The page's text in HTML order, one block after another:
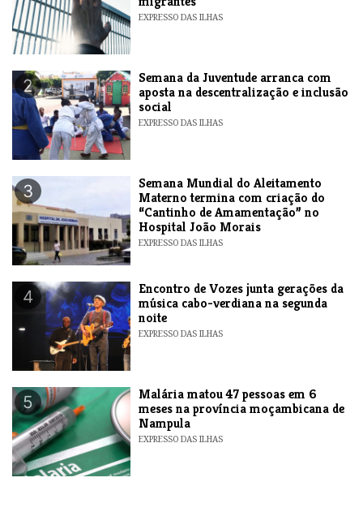
EXPRESSO DAS ILHAS
2
Semana da Juventude arranca com
aposta na descentralização e inclusão
social
EXPRESSO DAS ILHAS
3
Semana Mundial do Aleitamento
Materno termina com criação do
“Cantinho de Amamentação” no
Hospital João Morais
EXPRESSO DAS ILHAS
4
Encontro de Vozes junta gerações da
música cabo-verdiana na segunda
noite
EXPRESSO DAS ILHAS
5
​Malária matou 47 pessoas em 6
meses na província moçambicana de
Nampula
EXPRESSO DAS ILHAS